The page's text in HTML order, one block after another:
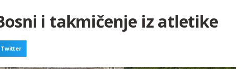
i takmičenje iz atletike
Twitter